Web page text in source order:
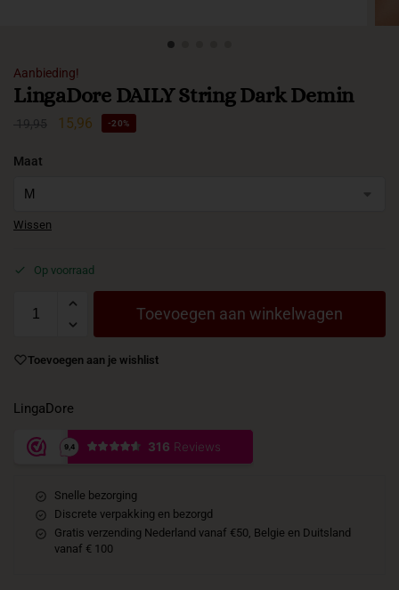
Aanbieding!
LingaDore DAILY String Dark Demin
19,95 15,96 -20%
Maat
Wissen
Op voorraad
Toevoegen aan winkelwagen
Toevoegen aan je wishlist
LingaDore
Snelle bezorging
Discrete verpakking en bezorgd
Gratis verzending Nederland vanaf €50, Belgie en Duitsland
vanaf € 100